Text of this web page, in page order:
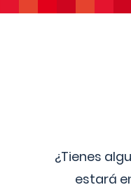
¿Tienes
estará